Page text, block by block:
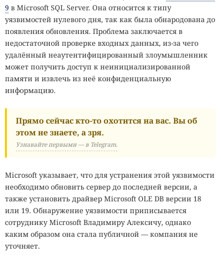
9 в Microsoft SQL Server. Она относится к типу
уязвимостей нулевого дня, так как была обнародована до
появления обновления. Проблема заключается в
недостаточной проверке входных данных, из-за чего
удалённый неаутентифицированный злоумышленник
может получить доступ к неинициализированной
памяти и извлечь из неё конфиденциальную
информацию.
Прямо сейчас кто-то охотится на вас. Вы об
этом не знаете, а зря.
Узнавайте первыми — в Telegram.
Microsoft указывает, что для устранения этой уязвимости
необходимо обновить сервер до последней версии, а
также установить драйвер Microsoft OLE DB версии 18
или 19. Обнаружение уязвимости приписывается
сотруднику Microsoft Владимиру Алексичу, однако
каким образом она стала публичной — компания не
уточняет.